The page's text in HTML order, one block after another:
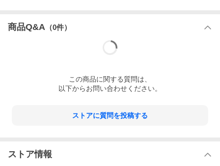
商品Q&A （0件）
この商品に関する質問は、
以下からお問い合わせください。
ストアに質問を投稿する
ストア情報